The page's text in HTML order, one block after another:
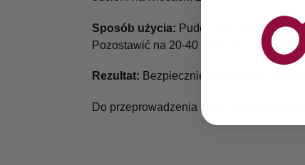
Sposób użycia: Puder wymieszać z
Pozostawić na 20-40 minut w zależności
Rezultat: Bezpiecznie rozjaśnione,
Do przeprowadzenia zabiegu